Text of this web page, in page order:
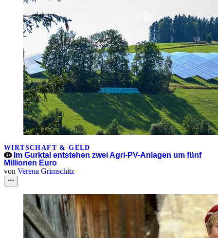
WIRTSCHAFT & GELD
Im Gurktal entstehen zwei Agri-PV-Anlagen um fünf
Millionen Euro
von Verena Grimschitz